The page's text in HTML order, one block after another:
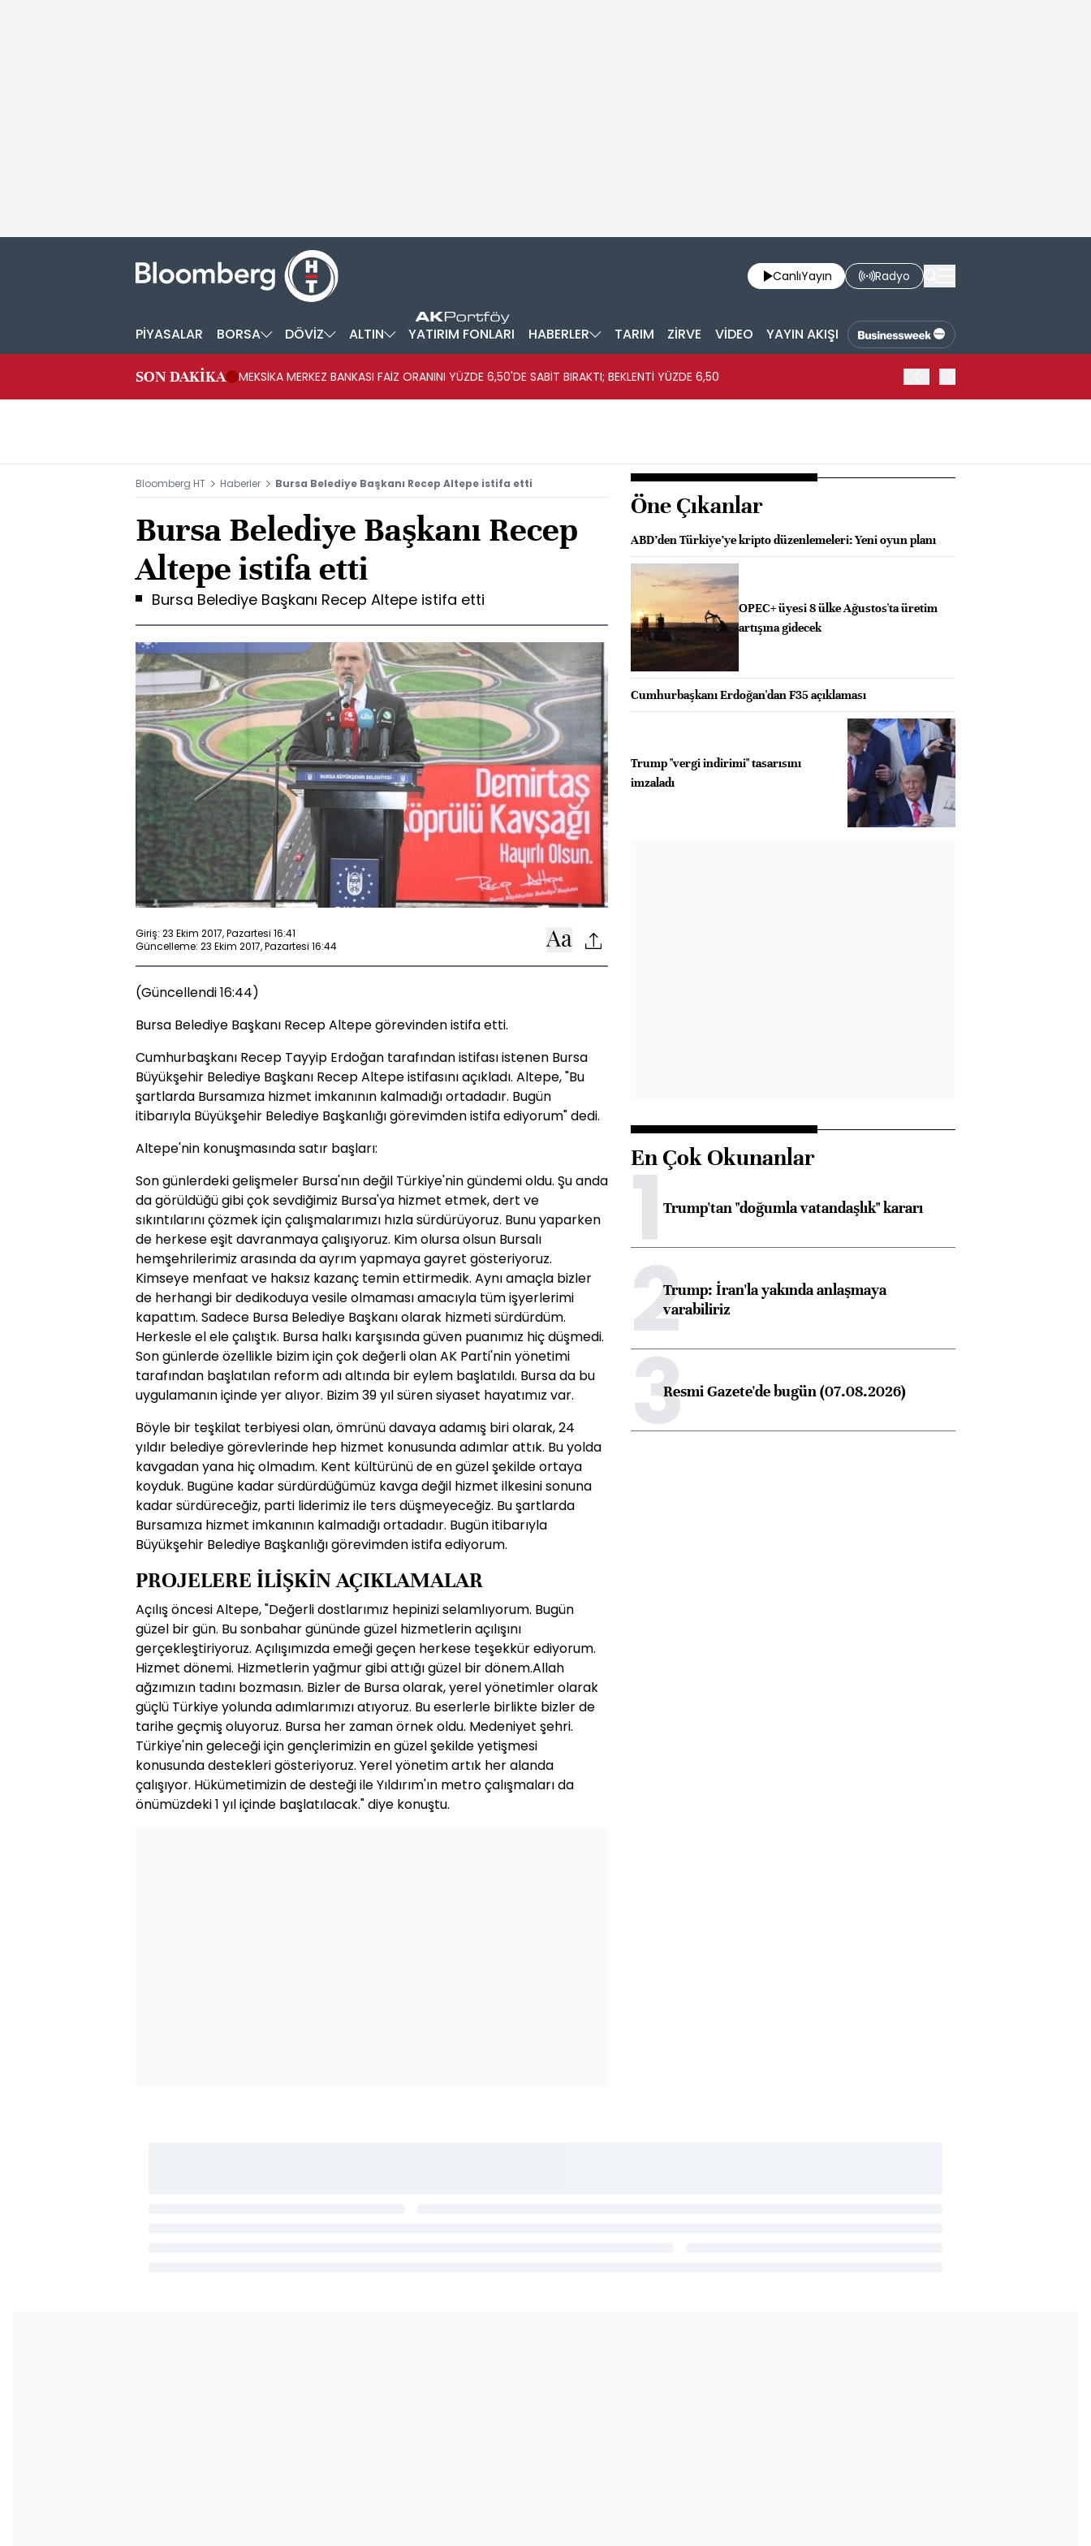
CanlıYayın Radyo
PİYASALAR BORSA DÖVİZ ALTIN YATIRIM FONLARI HABERLER TARIM ZİRVE VİDEO YAYIN AKIŞI
SON DAKİKA MEKSİKA MERKEZ BANKASI FAİZ ORANINI YÜZDE 6,50'DE SABİT BIRAKTI; BEKLENTİ YÜZDE 6,50
Bloomberg HT Haberler Bursa Belediye Başkanı Recep Altepe istifa etti
Bursa Belediye Başkanı Recep
Altepe istifa etti
Bursa Belediye Başkanı Recep Altepe istifa etti
Giriş: 23 Ekim 2017, Pazartesi 16:41
Güncelleme: 23 Ekim 2017, Pazartesi 16:44
(Güncellendi 16:44)
Bursa Belediye Başkanı Recep Altepe görevinden istifa etti.
Cumhurbaşkanı Recep Tayyip Erdoğan tarafından istifası istenen Bursa
Büyükşehir Belediye Başkanı Recep Altepe istifasını açıkladı. Altepe, "Bu
şartlarda Bursamıza hizmet imkanının kalmadığı ortadadır. Bugün
itibarıyla Büyükşehir Belediye Başkanlığı görevimden istifa ediyorum" dedi.
Altepe'nin konuşmasında satır başları:
Son günlerdeki gelişmeler Bursa'nın değil Türkiye'nin gündemi oldu. Şu anda
da görüldüğü gibi çok sevdiğimiz Bursa'ya hizmet etmek, dert ve
sıkıntılarını çözmek için çalışmalarımızı hızla sürdürüyoruz. Bunu yaparken
de herkese eşit davranmaya çalışıyoruz. Kim olursa olsun Bursalı
hemşehrilerimiz arasında da ayrım yapmaya gayret gösteriyoruz.
Kimseye menfaat ve haksız kazanç temin ettirmedik. Aynı amaçla bizler
de herhangi bir dedikoduya vesile olmaması amacıyla tüm işyerlerimi
kapattım. Sadece Bursa Belediye Başkanı olarak hizmeti sürdürdüm.
Herkesle el ele çalıştık. Bursa halkı karşısında güven puanımız hiç düşmedi.
Son günlerde özellikle bizim için çok değerli olan AK Parti'nin yönetimi
tarafından başlatılan reform adı altında bir eylem başlatıldı. Bursa da bu
uygulamanın içinde yer alıyor. Bizim 39 yıl süren siyaset hayatımız var.
Böyle bir teşkilat terbiyesi olan, ömrünü davaya adamış biri olarak, 24
yıldır belediye görevlerinde hep hizmet konusunda adımlar attık. Bu yolda
kavgadan yana hiç olmadım. Kent kültürünü de en güzel şekilde ortaya
koyduk. Bugüne kadar sürdürdüğümüz kavga değil hizmet ilkesini sonuna
kadar sürdüreceğiz, parti liderimiz ile ters düşmeyeceğiz. Bu şartlarda
Bursamıza hizmet imkanının kalmadığı ortadadır. Bugün itibarıyla
Büyükşehir Belediye Başkanlığı görevimden istifa ediyorum.
PROJELERE İLİŞKİN AÇIKLAMALAR
Açılış öncesi Altepe, "Değerli dostlarımız hepinizi selamlıyorum. Bugün
güzel bir gün. Bu sonbahar gününde güzel hizmetlerin açılışını
gerçekleştiriyoruz. Açılışımızda emeği geçen herkese teşekkür ediyorum.
Hizmet dönemi. Hizmetlerin yağmur gibi attığı güzel bir dönem.Allah
ağzımızın tadını bozmasın. Bizler de Bursa olarak, yerel yönetimler olarak
güçlü Türkiye yolunda adımlarımızı atıyoruz. Bu eserlerle birlikte bizler de
tarihe geçmiş oluyoruz. Bursa her zaman örnek oldu. Medeniyet şehri.
Türkiye'nin geleceği için gençlerimizin en güzel şekilde yetişmesi
konusunda destekleri gösteriyoruz. Yerel yönetim artık her alanda
çalışıyor. Hükümetimizin de desteği ile Yıldırım'ın metro çalışmaları da
önümüzdeki 1 yıl içinde başlatılacak." diye konuştu.
Öne Çıkanlar
ABD’den Türkiye’ye kripto düzenlemeleri: Yeni oyun planı
OPEC+ üyesi 8 ülke Ağustos'ta üretim
artışına gidecek
Cumhurbaşkanı Erdoğan'dan F35 açıklaması
Trump "vergi indirimi" tasarısını
imzaladı
En Çok Okunanlar
1Trump'tan "doğumla vatandaşlık" kararı
2Trump: İran'la yakında anlaşmaya
varabiliriz
3Resmi Gazete'de bugün (07.08.2026)